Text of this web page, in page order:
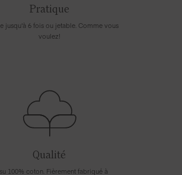
Pratique
jusqu'à 6 fois ou jetable. Comme vous
voulez!
Qualité
100% coton. Fièrement fabriqué à